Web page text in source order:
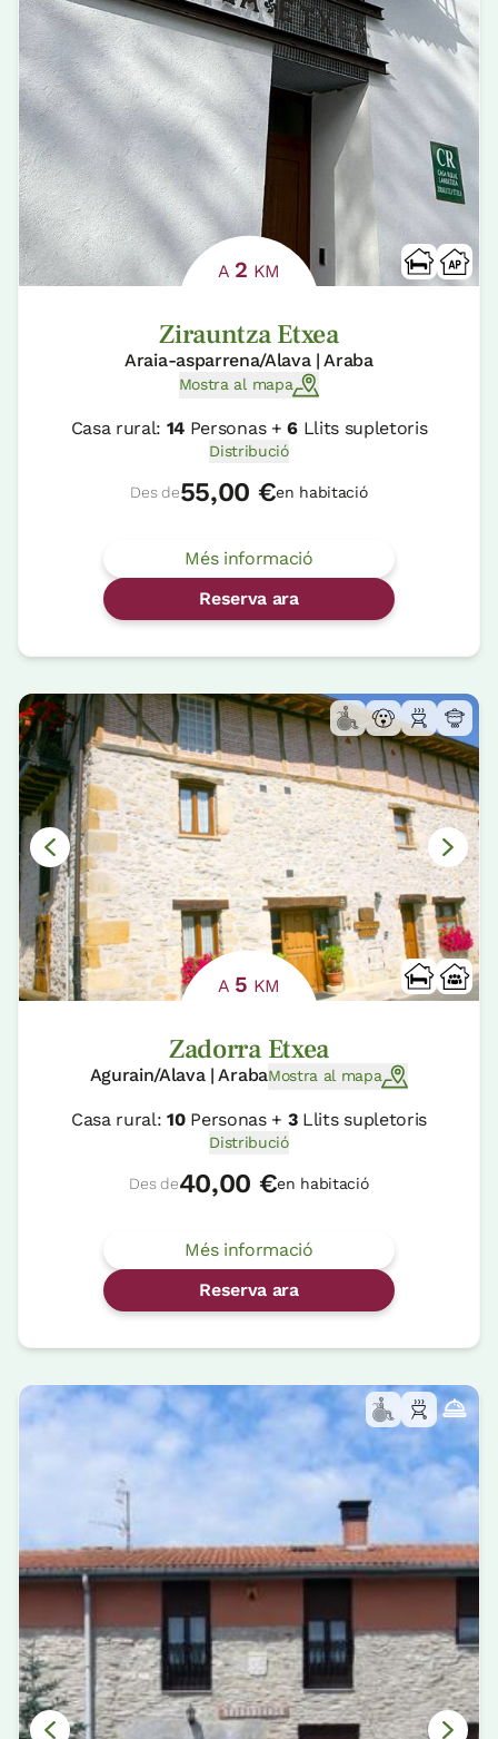
A 2 KM
Zirauntza Etxea
Araia-asparrena/Alava | Araba
Mostra al mapa
Casa rural: 14 Personas +6Llits supletoris
Distribució
Des de55,00 €en habitació
Més informació
Reserva ara
A 5 KM
Zadorra Etxea
Agurain/Alava | ArabaMostra al mapa
Casa rural:10Personas + 3Llits supletoris
Distribució
Des de40,00 €en habitació
Més informació
Reserva ara